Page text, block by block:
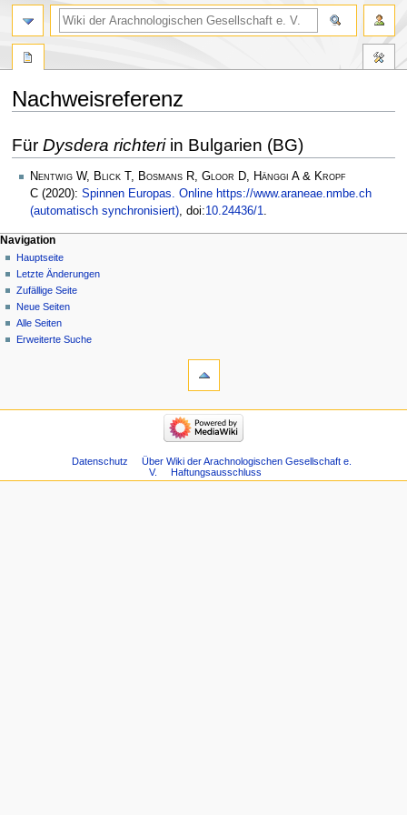
Nachweisreferenz
Navigation
springen
Suche
springen
Für Dysdera richteriin Bulgarien (BG)
Nentwig W, Blick T, Bosmans R, Gloor D, Hänggi A & Kropf
C (2020): Spinnen Europas. Online https://www.araneae.nmbe.ch
(automatisch synchronisiert), doi:10.24436/1.
Navigation
Hauptseite
Letzte Änderungen
Zufällige Seite
Neue Seiten
Alle Seiten
Erweiterte Suche
Datenschutz
Über Wiki der Arachnologischen Gesellschaft e.
V.
Haftungsausschluss